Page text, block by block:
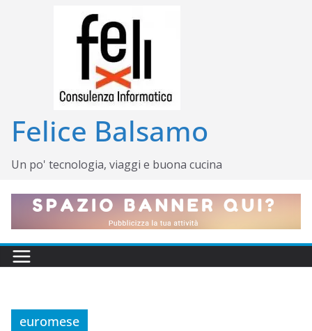
Felice Balsamo
Un po' tecnologia, viaggi e buona cucina
euromese